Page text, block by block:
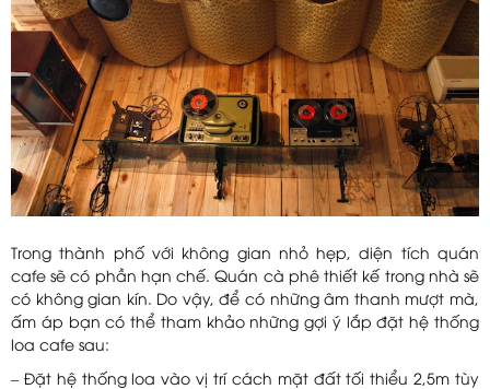
Trong thành phố với không gian nhỏ hẹp, diện tích quán
cafe sẽ có phần hạn chế. Quán cà phê thiết kế trong nhà sẽ
có không gian kín. Do vậy, để có những âm thanh mượt mà,
ấm áp bạn có thể tham khảo những gợi ý lắp đặt hệ thống
loa cafe sau:
– Đặt hệ thống loa vào vị trí cách mặt đất tối thiểu 2,5m tùy